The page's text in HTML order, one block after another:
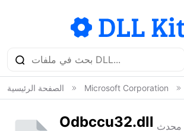
الصفحة الرئيسية Microsoft Corporation
Odbccu32.dll